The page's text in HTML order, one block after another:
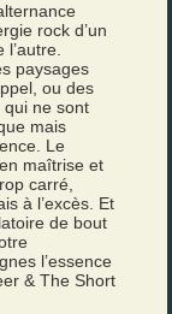
rock d’un
paysages
ou des
qui ne sont
mais
Le
maîtrise et
carré,
à l’excès. Et
de bout
l’essence
& The Short